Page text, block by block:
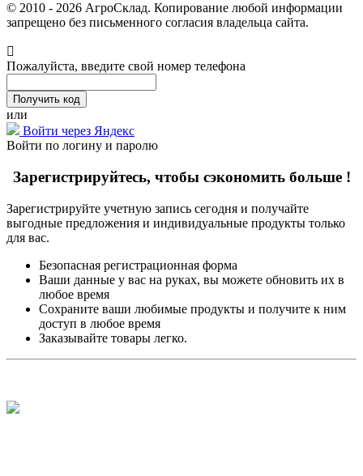
© 2010 - 2026 АгроСклад. Копирование любой информации
запрещено без письменного согласия владельца сайта.
Пожалуйста, введите свой номер телефона
или
Войти через Яндекс
Войти по логину и паролю
Зарегистрируйтесь, чтобы сэкономить больше !
Зарегистрируйте учетную запись сегодня и получайте
выгодные предложения и индивидуальные продукты только
для вас.
Безопасная регистрационная форма
Ваши данные у вас на руках, вы можете обновить их в
любое время
Сохраните ваши любимые продукты и получите к ним
доступ в любое время
Заказывайте товары легко.